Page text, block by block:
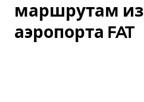
маршрутам из
аэропорта FAT